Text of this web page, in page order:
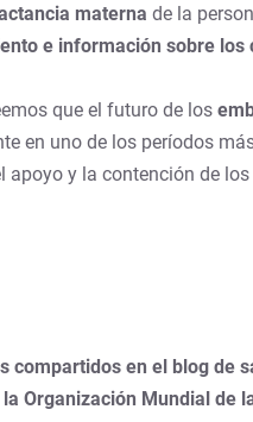
materna de la
e información sobre los
que el futuro de los
en uno de los períodos
apoyo y la contención de
compartidos en el blog de
Organización Mundial de